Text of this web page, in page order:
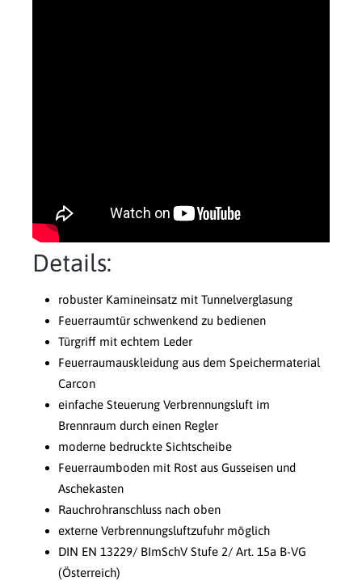
Details:
robuster Kamineinsatz mit Tunnelverglasung
Feuerraumtür schwenkend zu bedienen
Türgriff mit echtem Leder
Feuerraumauskleidung aus dem Speichermaterial
Carcon
einfache Steuerung Verbrennungsluft im
Brennraum durch einen Regler
moderne bedruckte Sichtscheibe
Feuerraumboden mit Rost aus Gusseisen und
Aschekasten
Rauchrohranschluss nach oben
externe Verbrennungsluftzufuhr möglich
DIN EN 13229/ BImSchV Stufe 2/ Art. 15a B-VG
(Österreich)